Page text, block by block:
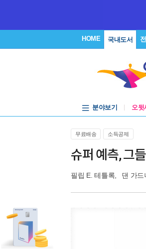
HOME 국내도서
분야보기 오뒷
무료배송 소득공제
슈퍼 예측, 그
필립 E. 테틀록 댄 가드